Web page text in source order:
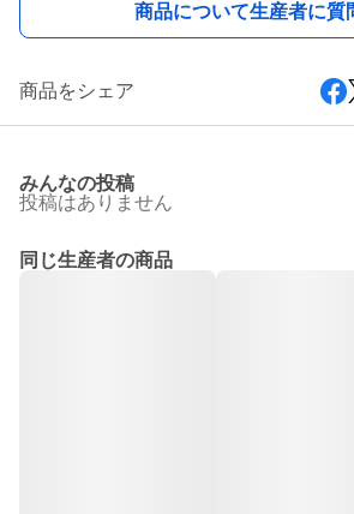
商品について生産者に質
商品をシェア
みんなの投稿
投稿はありません
同じ生産者の商品